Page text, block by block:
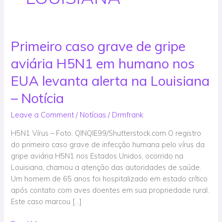
Primeiro caso grave de gripe
aviária H5N1 em humano nos
EUA levanta alerta na Louisiana
– Notícia
Leave a Comment / Notícias / Drmfrank
H5N1 Vírus – Foto: QINQIE99/Shutterstock.com O registro
do primeiro caso grave de infecção humana pelo vírus da
gripe aviária H5N1 nos Estados Unidos, ocorrido na
Louisiana, chamou a atenção das autoridades de saúde.
Um homem de 65 anos foi hospitalizado em estado crítico
após contato com aves doentes em sua propriedade rural.
Este caso marcou […]
Primeiro
caso
grave
de
gripe
aviária
H5N1
humano
nos
EUA
levanta
alerta
na
Louisiana